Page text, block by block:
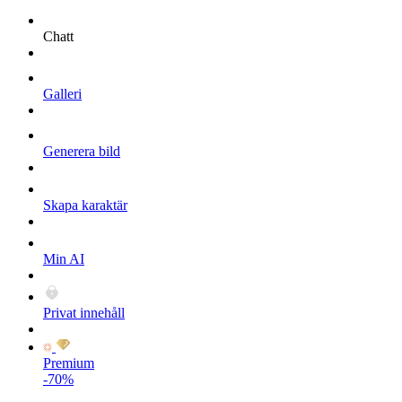
Chatt
Galleri
Generera bild
Skapa karaktär
Min AI
Privat innehåll
Premium
-70%